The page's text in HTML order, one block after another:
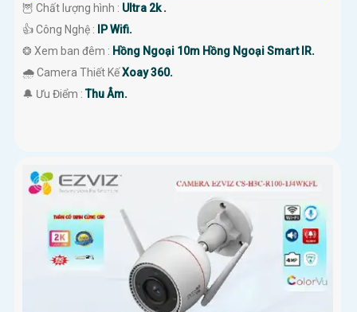
🦉 Chất lượng hình : Ultra 2k .
👍 Công Nghệ :
IP Wifi.
❂ Xem ban đêm : Hồng Ngoại 10m Hồng Ngoại Smart IR.
🌧️ Camera Thiết KếXoay 360.
️🔔 Ưu Điểm :Thu Âm.